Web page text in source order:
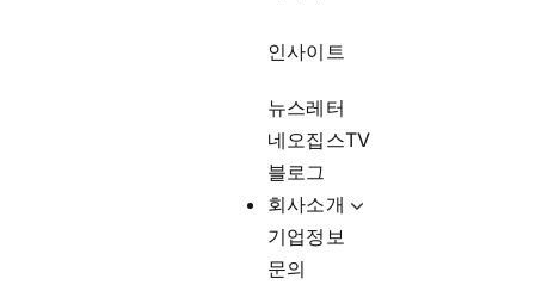
인사이트
뉴스레터
네오집스TV
블로그
회사소개
기업정보
문의